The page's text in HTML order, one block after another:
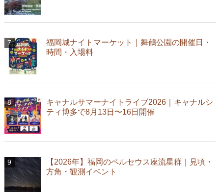
福岡城ナイトマーケット｜舞鶴公園の開催日・
時間・入場料
キャナルサマーナイトライブ2026｜キャナルシ
ティ博多で8月13日〜16日開催
【2026年】福岡のペルセウス座流星群｜見頃・
方角・観測イベント